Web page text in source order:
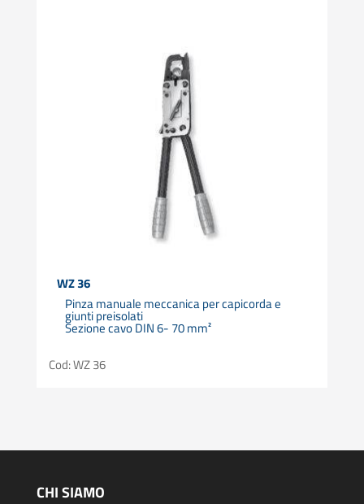
WZ 36
Pinza manuale meccanica per capicorda e
giunti preisolati
Sezione cavo DIN 6- 70 mm²
Cod: WZ 36
CHI SIAMO